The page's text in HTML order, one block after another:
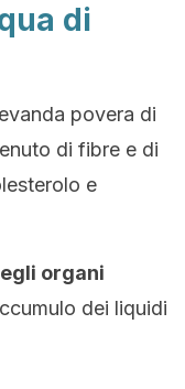
di
povera di
di fibre e di
e
organi
dei liquidi